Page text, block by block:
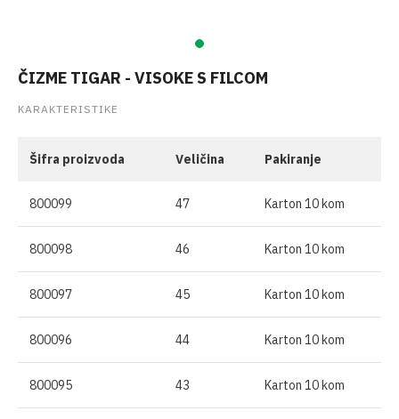
ČIZME TIGAR - VISOKE S FILCOM
KARAKTERISTIKE
Šifra proizvoda Veličina Pakiranje
800099 47 Karton 10 kom
800098 46 Karton 10 kom
800097 45 Karton 10 kom
800096 44 Karton 10 kom
800095 43 Karton 10 kom